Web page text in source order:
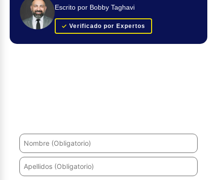
Escrito por Bobby Taghavi
Verificado por Expertos